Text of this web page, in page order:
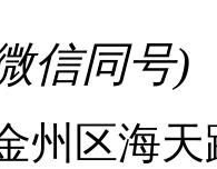
信同号)
州区海天